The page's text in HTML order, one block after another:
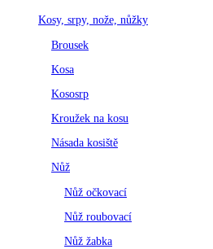
Kosy, srpy, nože, nůžky
Brousek
Kosa
Kososrp
Kroužek na kosu
Násada kosiště
Nůž
Nůž očkovací
Nůž roubovací
Nůž žabka